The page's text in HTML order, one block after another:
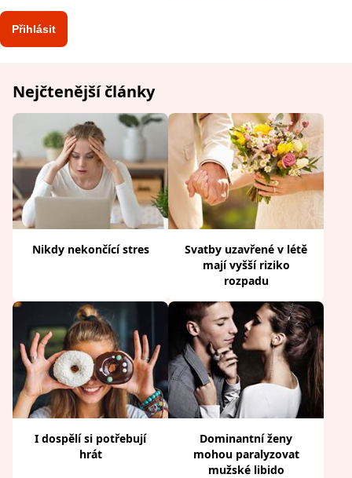
Nejčtenější články
Nikdy nekončící stres
Svatby uzavřené v létě
mají vyšší riziko
rozpadu
I dospělí si potřebují
hrát
Dominantní ženy
mohou paralyzovat
mužské libido